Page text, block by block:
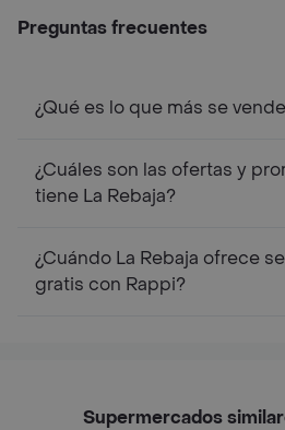
Preguntas frecuentes
¿Qué es lo que más se
¿Cuáles son las ofertas y
tiene La Rebaja?
¿Cuándo La Rebaja ofrece
gratis con Rappi?
Supermercados